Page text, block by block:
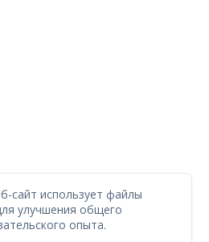
сайт использует файлы
улучшения общего
опыта.